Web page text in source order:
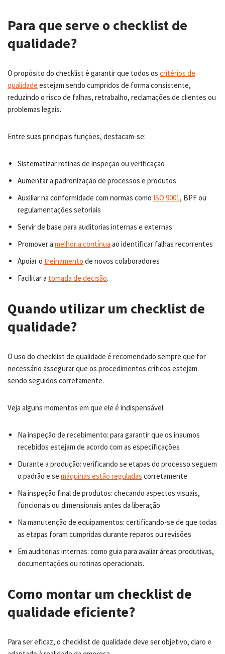
Para que serve o checklist de
qualidade?
O propósito do checklist é garantir que todos os critérios de
qualidade estejam sendo cumpridos de forma consistente,
reduzindo o risco de falhas, retrabalho, reclamações de clientes ou
problemas legais.
Entre suas principais funções, destacam-se:
Sistematizar rotinas de inspeção ou verificação
Aumentar a padronização de processos e produtos
Auxiliar na conformidade com normas como ISO 9001, BPF ou
regulamentações setoriais
Servir de base para auditorias internas e externas
Promover a melhoria contínua ao identificar falhas recorrentes
Apoiar o treinamento de novos colaboradores
Facilitar a tomada de decisão.
Quando utilizar um checklist de
qualidade?
O uso do checklist de qualidade é recomendado sempre que for
necessário assegurar que os procedimentos críticos estejam
sendo seguidos corretamente.
Veja alguns momentos em que ele é indispensável:
Na inspeção de recebimento: para garantir que os insumos
recebidos estejam de acordo com as especificações
Durante a produção: verificando se etapas do processo seguem
o padrão e se máquinas estão reguladas corretamente
Na inspeção final de produtos: checando aspectos visuais,
funcionais ou dimensionais antes da liberação
Na manutenção de equipamentos: certificando-se de que todas
as etapas foram cumpridas durante reparos ou revisões
Em auditorias internas: como guia para avaliar áreas produtivas,
documentações ou rotinas operacionais.
Como montar um checklist de
qualidade eficiente?
Para ser eficaz, o checklist de qualidade deve ser objetivo, claro e